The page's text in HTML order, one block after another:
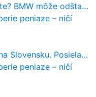
môže odštartovať nový trend
peniaze – ničí
už pokuty? Ukáže ich Waze?
peniaze – ničí